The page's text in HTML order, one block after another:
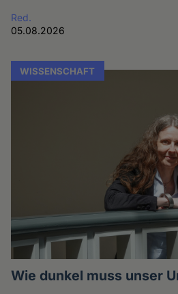
Red.
05.08.2026
WISSENSCHAFT
Wie dunkel muss unser